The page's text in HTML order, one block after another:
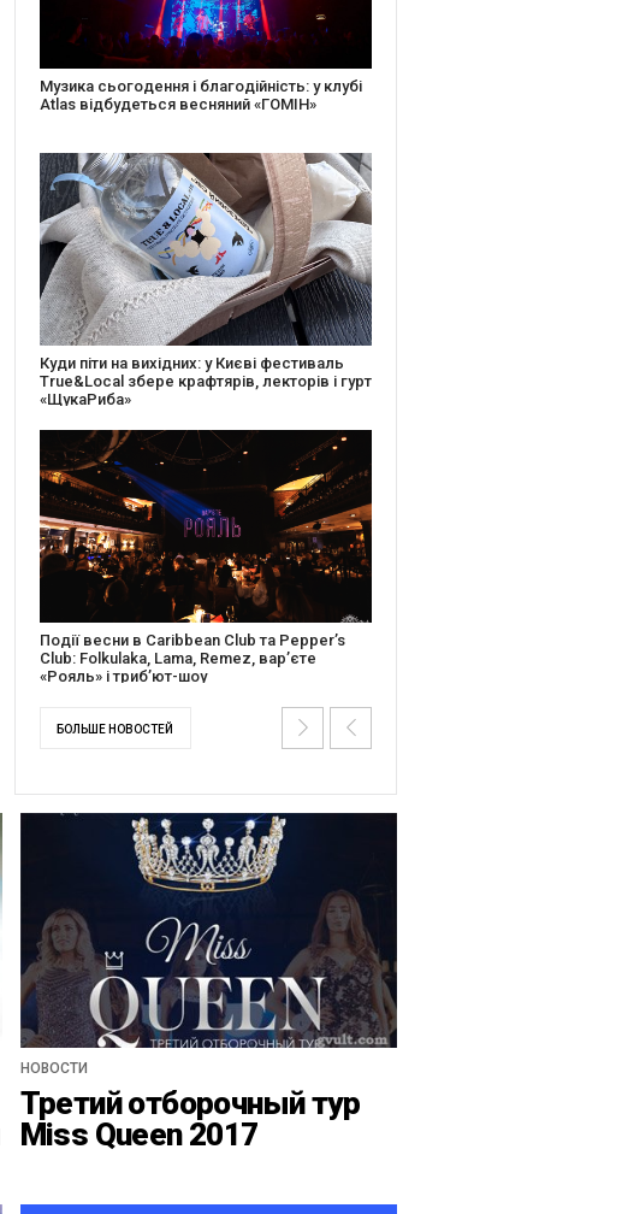
Створіть святкову листівку та допоможіть
стареньким: майстер-клас від БФ «Юлині
27 років музичної історії: Caribbean Club
відсвяткує День Народження серією
благодійних подій
Документальний фільм “Будинок “Слово”
англійською покажуть в країнах Європи,
Канаді та США
БОЛЬШЕ НОВОСТЕЙ
НОВОСТИ
Третий отборочный тур
Miss Queen 2017